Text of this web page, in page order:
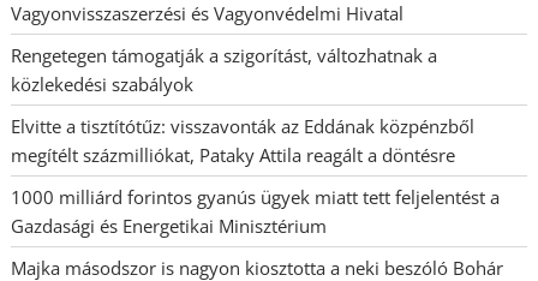
Vagyonvisszaszerzési és Vagyonvédelmi Hivatal
Rengetegen támogatják a szigorítást, változhatnak a
közlekedési szabályok
Elvitte a tisztítótűz: visszavonták az Eddának közpénzből
megítélt százmilliókat, Pataky Attila reagált a döntésre
1000 milliárd forintos gyanús ügyek miatt tett feljelentést a
Gazdasági és Energetikai Minisztérium
Majka másodszor is nagyon kiosztotta a neki beszóló Bohár